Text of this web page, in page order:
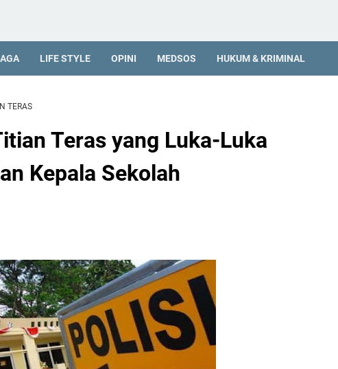
LIFE STYLE OPINI MEDSOS HUKUM & KRIMINAL
TERAS
Teras yang Luka-Luka
Kepala Sekolah